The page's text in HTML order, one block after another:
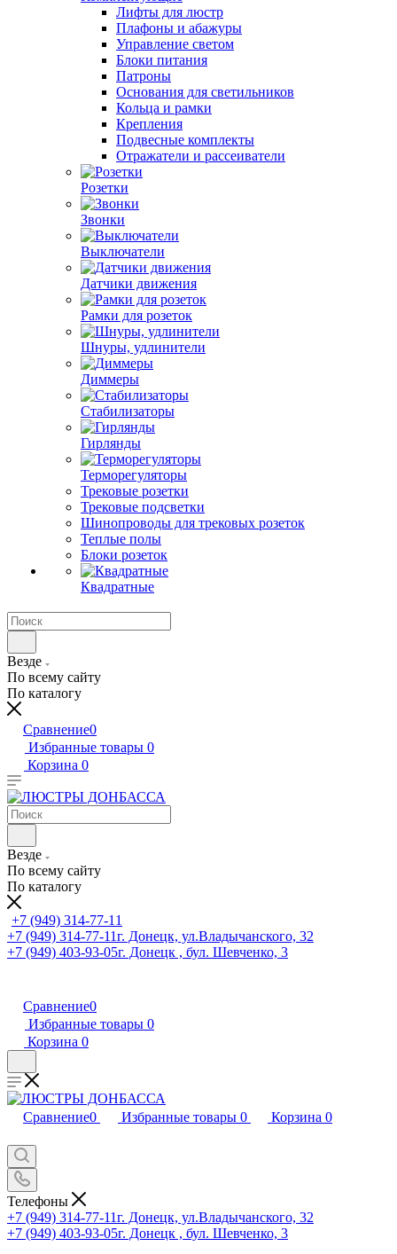
Лифты для люстр
Плафоны и абажуры
Управление светом
Блоки питания
Патроны
Основания для светильников
Кольца и рамки
Крепления
Подвесные комплекты
Отражатели и рассеиватели
Розетки
Звонки
Выключатели
Датчики движения
Рамки для розеток
Шнуры, удлинители
Диммеры
Стабилизаторы
Гирлянды
Терморегуляторы
Трековые розетки
Трековые подсветки
Шинопроводы для трековых розеток
Теплые полы
Блоки розеток
Квадратные
Везде
По всему сайту
По каталогу
Сравнение0
Избранные товары 0
Корзина 0
Везде
По всему сайту
По каталогу
+7 (949) 314-77-11
+7 (949) 314-77-11г. Донецк, ул.Владычанского, 32
+7 (949) 403-93-05г. Донецк , бул. Шевченко, 3
Сравнение0
Избранные товары 0
Корзина 0
Сравнение0 Избранные товары 0 Корзина 0
Телефоны
+7 (949) 314-77-11г. Донецк, ул.Владычанского, 32
+7 (949) 403-93-05г. Донецк , бул. Шевченко, 3